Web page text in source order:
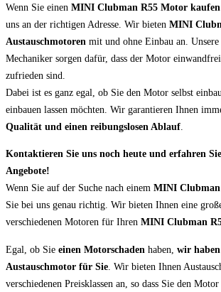
Wenn Sie einen MINI Clubman R55 Motor kaufen
uns an der richtigen Adresse. Wir bieten MINI
Austauschmotoren mit und ohne Einbau an. Unsere
Mechaniker sorgen dafür, dass der Motor
zufrieden sind.
Dabei ist es ganz egal, ob Sie den Motor selbst
einbauen lassen möchten. Wir garantieren Ihnen
Qualität und einen reibungslosen Ablauf
Kontaktieren Sie uns noch heute und erfahren
Angebote!
Wenn Sie auf der Suche nach einem MINI
Sie bei uns genau richtig. Wir bieten Ihnen eine
verschiedenen Motoren für Ihren MINI Clubman
Egal, ob Sie einen Motorschaden haben, wir haben
Austauschmotor für Sie . Wir bieten Ihnen
verschiedenen Preisklassen an, so dass Sie den